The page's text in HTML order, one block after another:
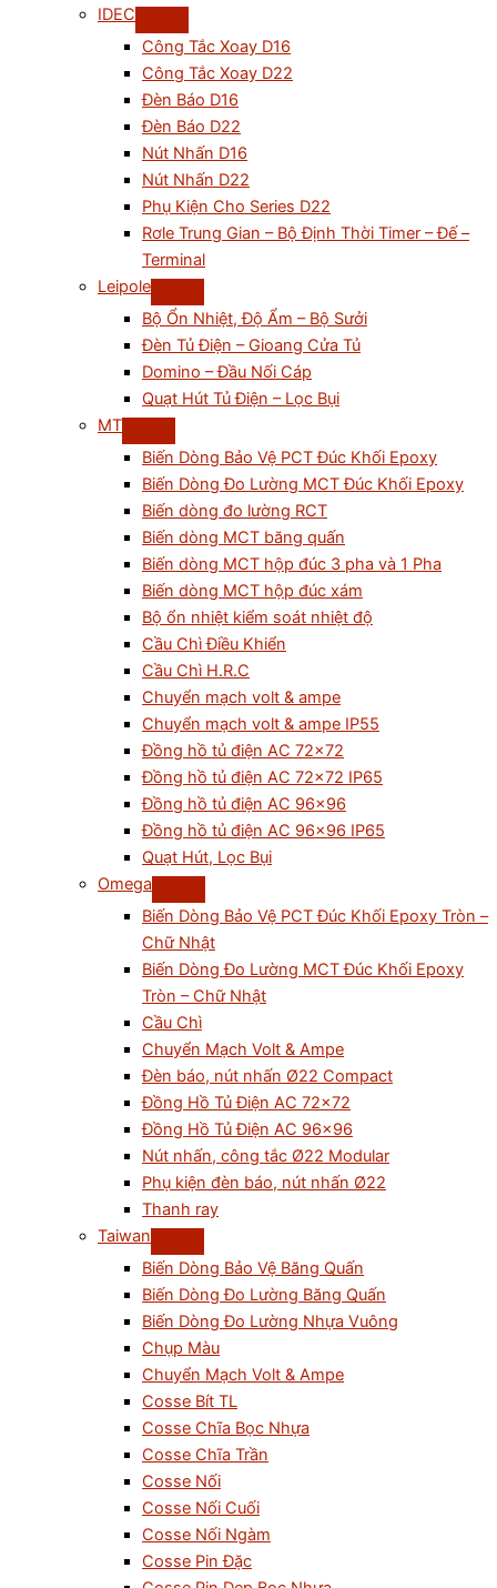
IDEC
Công Tắc Xoay D16
Công Tắc Xoay D22
Đèn Báo D16
Đèn Báo D22
Nút Nhấn D16
Nút Nhấn D22
Phụ Kiện Cho Series D22
Rơle Trung Gian – Bộ Định Thời Timer – Đế –
Terminal
Leipole
Bộ Ổn Nhiệt, Độ Ẩm – Bộ Sưởi
Đèn Tủ Điện – Gioang Cửa Tủ
Domino – Đầu Nối Cáp
Quạt Hút Tủ Điện – Lọc Bụi
MT
Biến Dòng Bảo Vệ PCT Đúc Khối Epoxy
Biến Dòng Đo Lường MCT Đúc Khối Epoxy
Biến dòng đo lường RCT
Biến dòng MCT băng quấn
Biến dòng MCT hộp đúc 3 pha và 1 Pha
Biến dòng MCT hộp đúc xám
Bộ ổn nhiệt kiểm soát nhiệt độ
Cầu Chì Điều Khiển
Cầu Chì H.R.C
Chuyển mạch volt & ampe
Chuyển mạch volt & ampe IP55
Đồng hồ tủ điện AC 72×72
Đồng hồ tủ điện AC 72×72 IP65
Đồng hồ tủ điện AC 96×96
Đồng hồ tủ điện AC 96×96 IP65
Quạt Hút, Lọc Bụi
Omega
Biến Dòng Bảo Vệ PCT Đúc Khối Epoxy Tròn –
Chữ Nhật
Biến Dòng Đo Lường MCT Đúc Khối Epoxy
Tròn – Chữ Nhật
Cầu Chì
Chuyển Mạch Volt & Ampe
Đèn báo, nút nhấn Ø22 Compact
Đồng Hồ Tủ Điện AC 72×72
Đồng Hồ Tủ Điện AC 96×96
Nút nhấn, công tắc Ø22 Modular
Phụ kiện đèn báo, nút nhấn Ø22
Thanh ray
Taiwan
Biến Dòng Bảo Vệ Băng Quấn
Biến Dòng Đo Lường Băng Quấn
Biến Dòng Đo Lường Nhựa Vuông
Chụp Màu
Chuyển Mạch Volt & Ampe
Cosse Bít TL
Cosse Chĩa Bọc Nhựa
Cosse Chĩa Trần
Cosse Nối
Cosse Nối Cuối
Cosse Nối Ngàm
Cosse Pin Đặc